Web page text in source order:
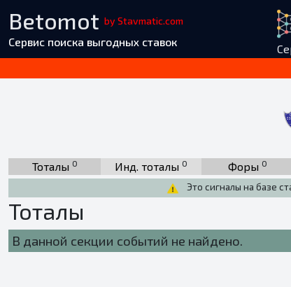
Betomot by Stavmatic.com
Сервис поиска выгодных ставок
Тоталы 0 Инд. тоталы 0 Форы 0
Это сигналы на базе
Тоталы
В данной секции событий не найдено.